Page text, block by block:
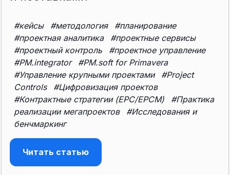
#кейсы #методология
#планирование
#проектная аналитика
#проектные сервисы
#проектный контроль
#проектное управление
#PM.integrator
#PM.soft for Primavera
#Управление крупными проектами
#Project
Controls
#Цифровизация проектов
#Контрактные стратегии (EPC/EPCM)
#Практика
реализации мегапроектов
#Исследования и
бенчмаркинг
Читать статью